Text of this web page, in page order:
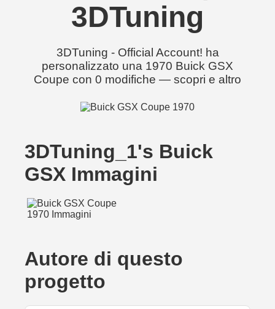
3DTuning
3DTuning - Official Account! ha
personalizzato una 1970 Buick GSX
Coupe con 0 modifiche — scopri e altro
3DTuning_1's Buick
GSX Immagini
Autore di questo
progetto